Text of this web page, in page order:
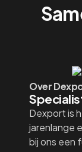
Over
Dexport is
jarenlange
bij ons een